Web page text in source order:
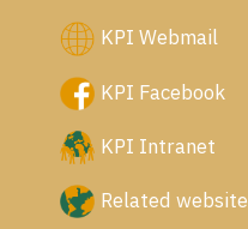
KPI Webmail
KPI Facebook
KPI Intranet
Related website